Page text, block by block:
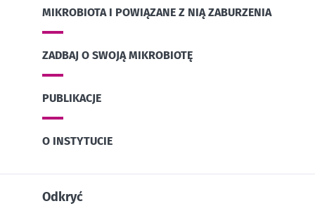
MIKROBIOTA I POWIĄZANE Z NIĄ ZABURZENIA
ZADBAJ O SWOJĄ MIKROBIOTĘ
PUBLIKACJE
O INSTYTUCIE
Odkryć